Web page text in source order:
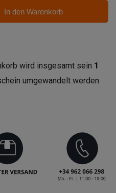
In den Warenkorb
wird insgesamt sein 1
umgewandelt werden